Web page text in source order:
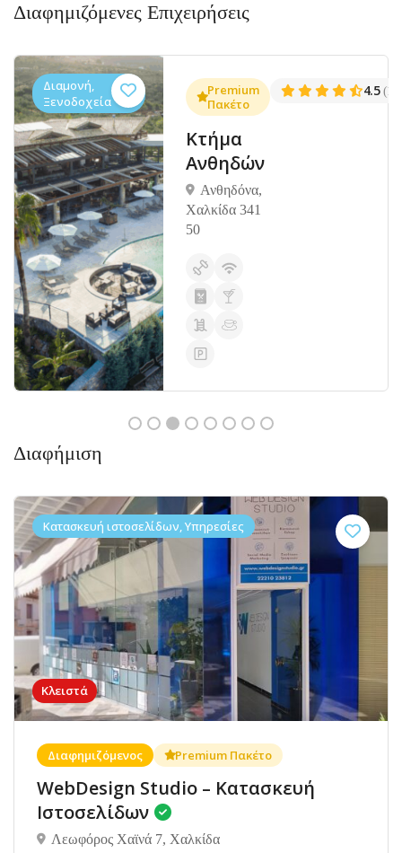
Διαφημιζόμενες Επιχειρήσεις
(1381)
Διαμονή,
Ξενοδοχεία
Premium
Πακέτο
Κτήμα
Ανθηδών
Ανθηδόνα,
Χαλκίδα 341
50
4.5
Διαφήμιση
Κλειστά
Κατασκευή ιστοσελίδων, Υπηρεσίες
Διαφημιζόμενος Premium Πακέτο
WebDesign Studio – Κατασκευή
Ιστοσελίδων
Λεωφόρος Χαϊνά 7, Χαλκίδα